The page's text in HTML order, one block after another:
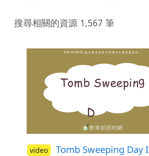
搜尋相關的資源 1,567 筆
video Tomb Sweeping Day I